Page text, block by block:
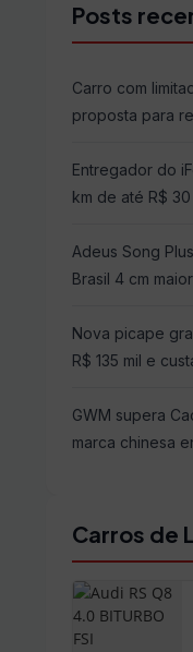
Posts
Carro com
proposta para
Entregador do
km de até R$
Adeus Song
Brasil 4 cm
Nova picape
R$ 135 mil e
GWM supera
marca chinesa
Carros de